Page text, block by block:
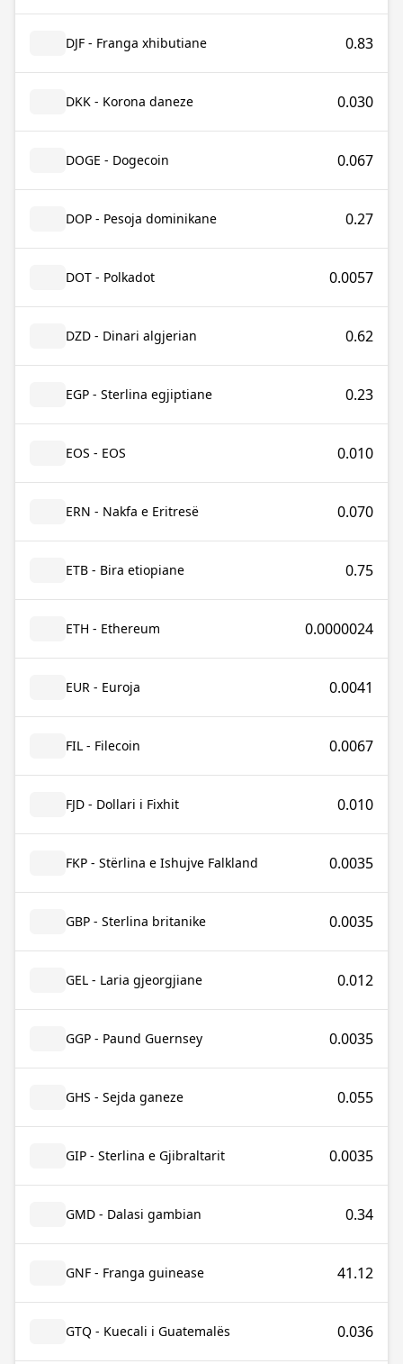
DJF - Franga xhibutiane 0.83
DKK - Korona daneze 0.030
DOGE - Dogecoin 0.067
DOP - Pesoja dominikane 0.27
DOT - Polkadot 0.0057
DZD - Dinari algjerian 0.62
EGP - Sterlina egjiptiane 0.23
EOS - EOS 0.010
ERN - Nakfa e Eritresë 0.070
ETB - Bira etiopiane 0.75
ETH - Ethereum 0.0000024
EUR - Euroja 0.0041
FIL - Filecoin 0.0067
FJD - Dollari i Fixhit 0.010
FKP - Stërlina e Ishujve Falkland 0.0035
GBP - Sterlina britanike 0.0035
GEL - Laria gjeorgjiane 0.012
GGP - Paund Guernsey 0.0035
GHS - Sejda ganeze 0.055
GIP - Sterlina e Gjibraltarit 0.0035
GMD - Dalasi gambian 0.34
GNF - Franga guinease 41.12
GTQ - Kuecali i Guatemalës 0.036